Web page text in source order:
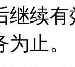
继续
止。